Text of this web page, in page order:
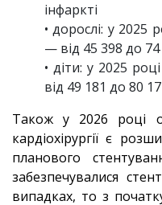
інфаркті
• дорослі: у 2025
— від 45 398 до 74
• діти: у 2025
від 49 181 до 80
Також у 2026 році
кардіохірургії є
планового
забезпечувалися
випадках, то з